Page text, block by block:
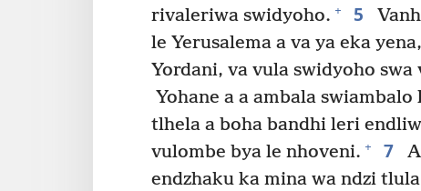
rivaleriwa swidyoho. + 5
le Yerusalema a va ya eka
Yordani, va vula swidyoho
Yohane a a ambala
tlhela a boha bandhi leri
vulombe bya le nhoveni. + 7
endzhaku ka mina wa ndzi